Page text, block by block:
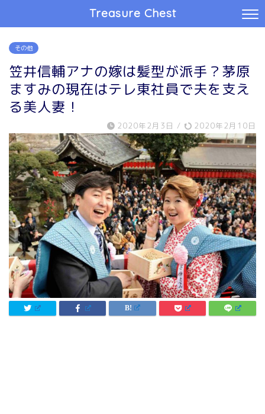
Treasure Chest
その他
笠井信輔アナの嫁は髪型が派手？茅原
ますみの現在はテレ東社員で夫を支え
る美人妻！
2020年2月3日 / 2020年2月10日